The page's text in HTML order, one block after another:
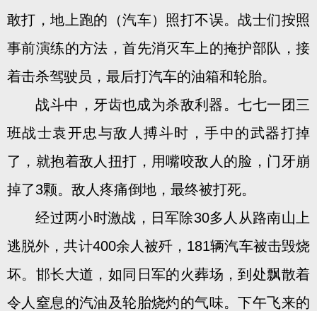
敢打，地上跑的（汽车）照打不误。战士们按照
事前演练的方法，首先消灭车上的掩护部队，接
着击杀驾驶员，最后打汽车的油箱和轮胎。
战斗中，牙齿也成为杀敌利器。七七一团三
班战士袁开忠与敌人搏斗时，手中的武器打掉
了，就抱着敌人扭打，用嘴咬敌人的脸，门牙崩
掉了3颗。敌人疼痛倒地，最终被打死。
经过两小时激战，日军除30多人从路南山上
逃脱外，共计400余人被歼，181辆汽车被击毁烧
坏。邯长大道，如同日军的火葬场，到处飘散着
令人窒息的汽油及轮胎烧灼的气味。下午飞来的